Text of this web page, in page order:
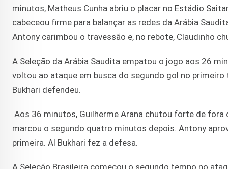
minutos, Matheus Cunha abriu o placar no Estádio
cabeceou firme para balançar as redes da Arábia
Antony carimbou o travessão e, no rebote, Claudinho
A Seleção da Arábia Saudita empatou o jogo aos 26
voltou ao ataque em busca do segundo gol no
Bukhari defendeu.
Aos 36 minutos, Guilherme Arana chutou forte de fora
marcou o segundo quatro minutos depois. Antony
primeira. Al Bukhari fez a defesa.